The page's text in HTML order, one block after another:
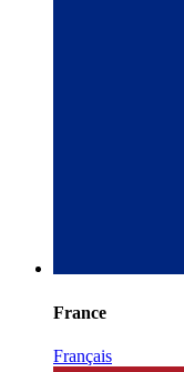
France
Français